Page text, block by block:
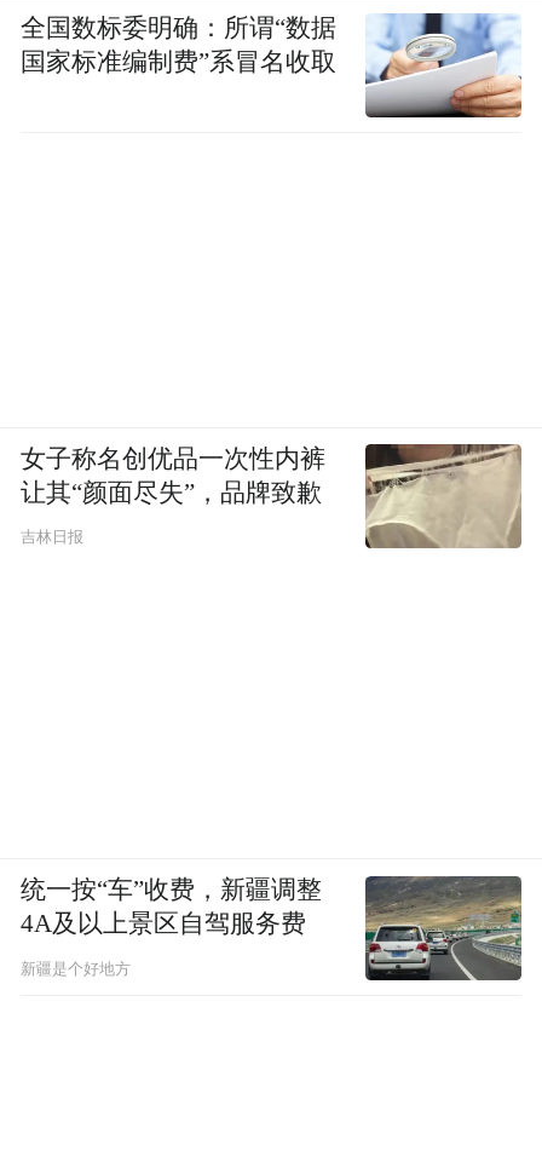
全国数标委明确：所谓“数据
国家标准编制费”系冒名收取
女子称名创优品一次性内裤
让其“颜面尽失”，品牌致歉
吉林日报
统一按“车”收费，新疆调整
4A及以上景区自驾服务费
新疆是个好地方